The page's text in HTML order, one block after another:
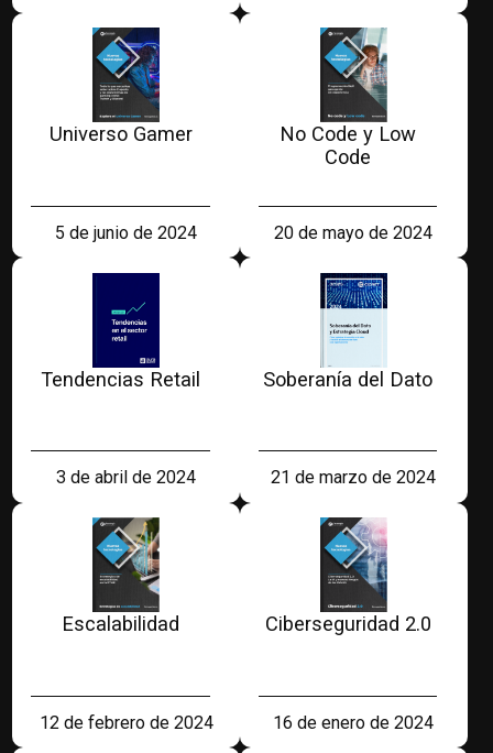
Universo Gamer
5 de junio de 2024
No Code y Low
Code
20 de mayo de 2024
Tendencias Retail
3 de abril de 2024
Soberanía del Dato
21 de marzo de 2024
Escalabilidad
12 de febrero de 2024
Ciberseguridad 2.0
16 de enero de 2024